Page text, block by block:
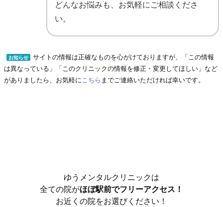
どんなお悩みも、お気軽にご相談くださ
い。
お知らせ
サイトの情報は正確なものを心がけておりますが、「この情報
は異なっている」「このクリニックの情報を修正・変更してほしい」など
がありましたら、お気軽に こちら までご連絡いただければ幸いです。
ゆうメンタルクリニックは
全ての院がほぼ駅前でフリーアクセス！
お近くの院をお選びください！